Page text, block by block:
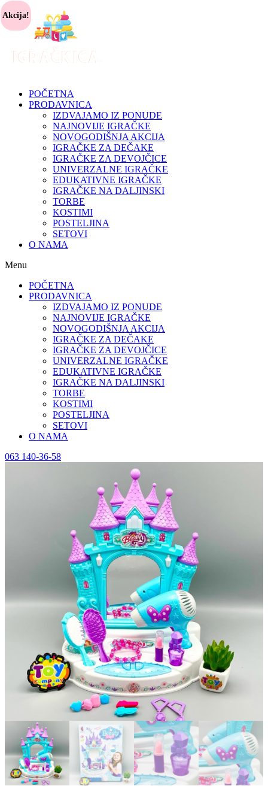
POČETNA
PRODAVNICA
IZDVAJAMO IZ PONUDE
NAJNOVIJE IGRAČKE
NOVOGODIŠNJA AKCIJA
IGRAČKE ZA DEČAKE
IGRAČKE ZA DEVOJČICE
UNIVERZALNE IGRAČKE
EDUKATIVNE IGRAČKE
IGRAČKE NA DALJINSKI
TORBE
KOSTIMI
POSTELJINA
SETOVI
O NAMA
Menu
POČETNA
PRODAVNICA
IZDVAJAMO IZ PONUDE
NAJNOVIJE IGRAČKE
NOVOGODIŠNJA AKCIJA
IGRAČKE ZA DEČAKE
IGRAČKE ZA DEVOJČICE
UNIVERZALNE IGRAČKE
EDUKATIVNE IGRAČKE
IGRAČKE NA DALJINSKI
TORBE
KOSTIMI
POSTELJINA
SETOVI
O NAMA
063 140-36-58
Akcija!